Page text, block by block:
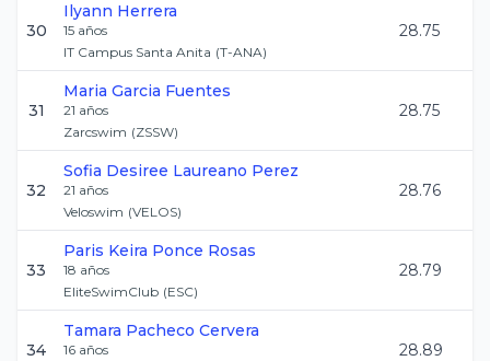
30
Ilyann Herrera
15 años
IT Campus Santa Anita (T-ANA)
28.75
31
Maria Garcia Fuentes
21 años
Zarcswim (ZSSW)
28.75
32
Sofia Desiree Laureano Perez
21 años
Veloswim (VELOS)
28.76
33
Paris Keira Ponce Rosas
18 años
EliteSwimClub (ESC)
28.79
34
Tamara Pacheco Cervera
16 años
28.89